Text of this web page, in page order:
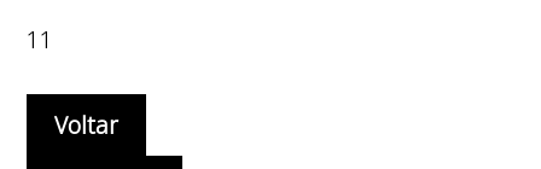
11
Voltar